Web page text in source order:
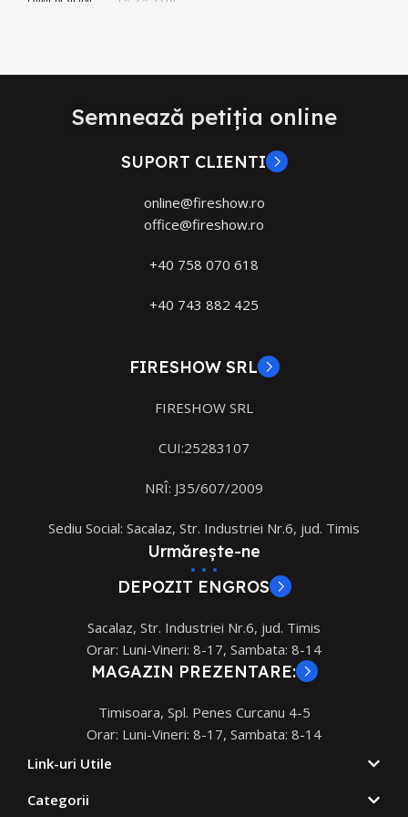
Semnează petiția online
SUPORT CLIENTI
online@fireshow.ro
office@fireshow.ro
+40 758 070 618
+40 743 882 425
FIRESHOW SRL
FIRESHOW SRL
CUI:25283107
NRÎ: J35/607/2009
Sediu Social: Sacalaz, Str. Industriei Nr.6, jud. Timis
Urmărește-ne
DEPOZIT ENGROS
Sacalaz, Str. Industriei Nr.6, jud. Timis
Orar: Luni-Vineri: 8-17, Sambata: 8-14
MAGAZIN PREZENTARE:
Timisoara, Spl. Penes Curcanu 4-5
Orar: Luni-Vineri: 8-17, Sambata: 8-14
Link-uri Utile
Categorii